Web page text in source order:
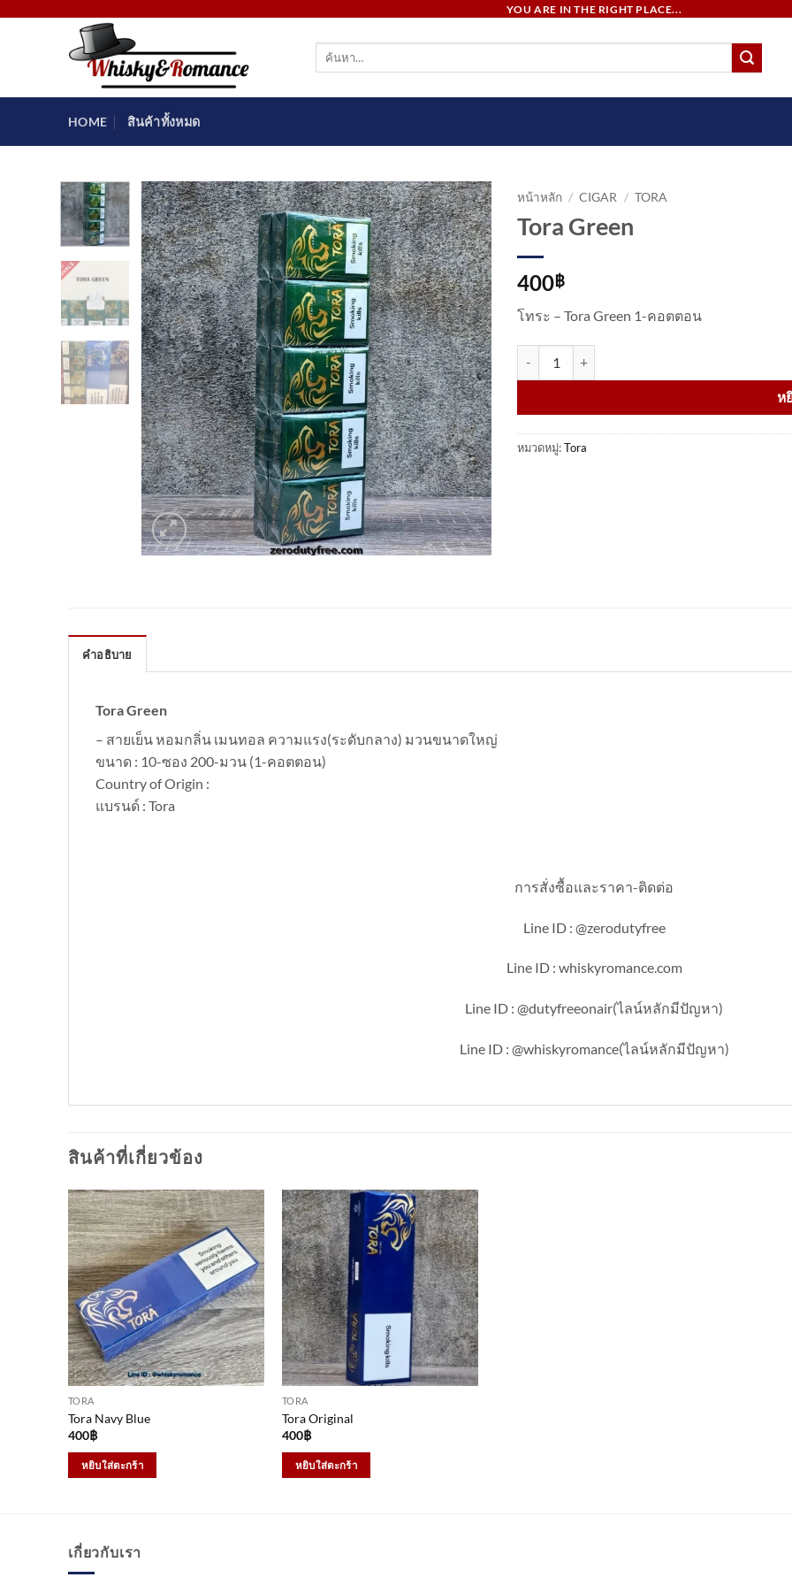
YOU ARE IN THE RIGHT PLACE...
ค้นหา:
HOME สินค้าทั้งหมด
หน้าหลัก / CIGAR / TORA
Tora Green
400฿
โทระ – Tora Green 1-คอตตอน
ห
หมวดหมู่:Tora
คำอธิบาย
Tora Green
– สายเย็น หอมกลิ่น เมนทอล ความแรง(ระดับกลาง) มวนขนาดใหญ่
ขนาด : 10-ซอง 200-มวน (1-คอตตอน)
Country of Origin :
แบรนด์ : Tora
การสั่งซื้อและราคา-ติดต่อ
Line ID : @zerodutyfree
Line ID : whiskyromance.com
Line ID : @dutyfreeonair(ไลน์หลักมีปัญหา)
Line ID : @whiskyromance(ไลน์หลักมีปัญหา)
สินค้าที่เกี่ยวข้อง
TORA
Tora Navy Blue
400฿
หยิบใส่ตะกร้า
TORA
Tora Original
400฿
หยิบใส่ตะกร้า
เกี่ยวกับเรา